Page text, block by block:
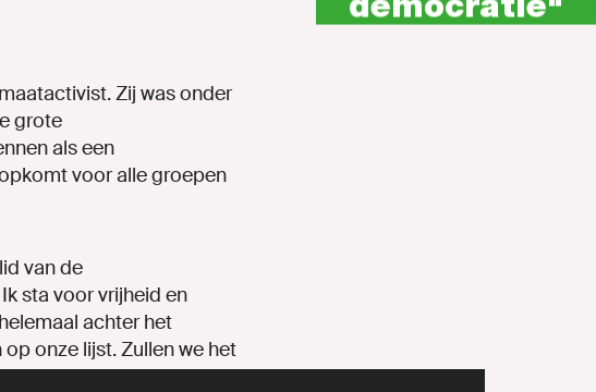
Zij was onder
grote
als een
voor alle groepen
van de
sta voor vrijheid en
achter het
onze lijst. Zullen we het
en groener gaan